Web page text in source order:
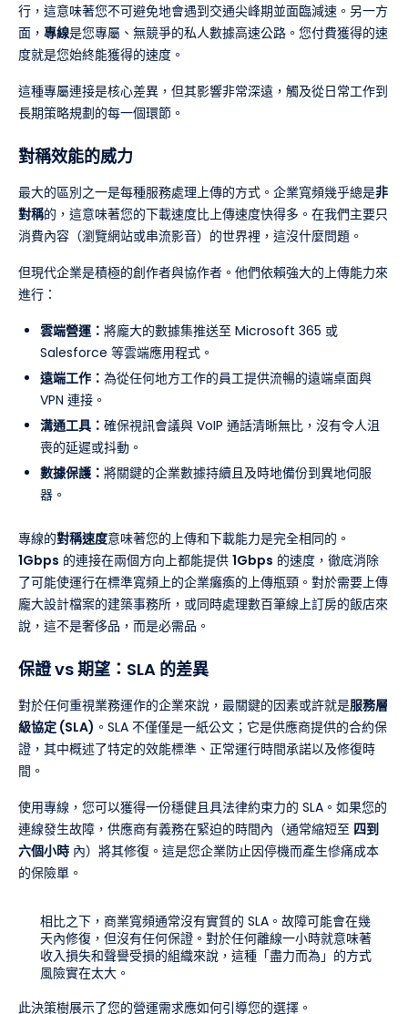
行，這意味著您不可避免地會遇到交通尖峰期並面臨減速。另一方
面， 專線是您專屬、無競爭的私人數據高速公路。您付費獲得的速
度就是您始終能獲得的速度。
這種專屬連接是核心差異，但其影響非常深遠，觸及從日常工作到
長期策略規劃的每一個環節。
對稱效能的威力
最大的區別之一是每種服務處理上傳的方式。企業寬頻幾乎總是非
對稱的，這意味著您的下載速度比上傳速度快得多。在我們主要只
消費內容（瀏覽網站或串流影音）的世界裡，這沒什麼問題。
但現代企業是積極的創作者與協作者。他們依賴強大的上傳能力來
進行：
雲端營運： 將龐大的數據集推送至 Microsoft 365 或
Salesforce 等雲端應用程式。
遠端工作： 為從任何地方工作的員工提供流暢的遠端桌面與
VPN 連接。
溝通工具： 確保視訊會議與 VoIP 通話清晰無比，沒有令人沮
喪的延遲或抖動。
數據保護： 將關鍵的企業數據持續且及時地備份到異地伺服
器。
專線的對稱速度意味著您的上傳和下載能力是完全相同的。
1Gbps 的連接在兩個方向上都能提供 1Gbps 的速度，徹底消除
了可能使運行在標準寬頻上的企業癱瘓的上傳瓶頸。對於需要上傳
龐大設計檔案的建築事務所，或同時處理數百筆線上訂房的飯店來
說，這不是奢侈品，而是必需品。
保證 vs 期望：SLA 的差異
對於任何重視業務運作的企業來說，最關鍵的因素或許就是服務層
級協定 (SLA) 。SLA 不僅僅是一紙公文；它是供應商提供的合約保
證，其中概述了特定的效能標準、正常運行時間承諾以及修復時
間。
使用專線，您可以獲得一份穩健且具法律約束力的 SLA。如果您的
連線發生故障，供應商有義務在緊迫的時間內（通常縮短至 四到
六個小時 內）將其修復。這是您企業防止因停機而產生慘痛成本
的保險單。
相比之下，商業寬頻通常沒有實質的 SLA。故障可能會在幾
天內修復，但沒有任何保證。對於任何離線一小時就意味著
收入損失和聲譽受損的組織來說，這種「盡力而為」的方式
風險實在太大。
此決策樹展示了您的營運需求應如何引導您的選擇。